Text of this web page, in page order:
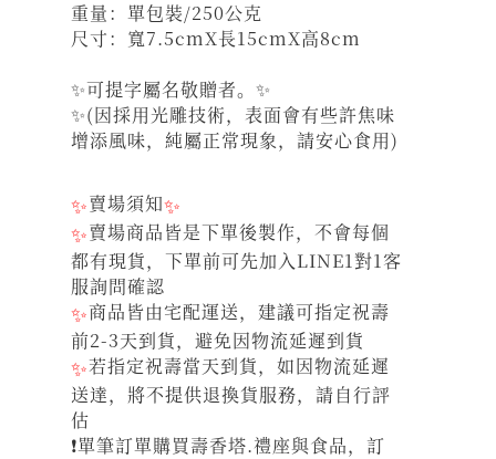
重量：單包裝/250公克
尺寸：寬7.5cmX長15cmX高8cm
✨可提字屬名敬贈者。✨
✨(因採用光雕技術，表面會有些許焦味
增添風味，純屬正常現象，請安心食用)
✨賣場須知✨
✨賣場商品皆是下單後製作，不會每個
都有現貨，下單前可先加入LINE1對1客
服詢問確認
✨商品皆由宅配運送，建議可指定祝壽
前2-3天到貨，避免因物流延遲到貨
✨若指定祝壽當天到貨，如因物流延遲
送達，將不提供退換貨服務，請自行評
估
❗單筆訂單購買壽香塔.禮座與食品，訂